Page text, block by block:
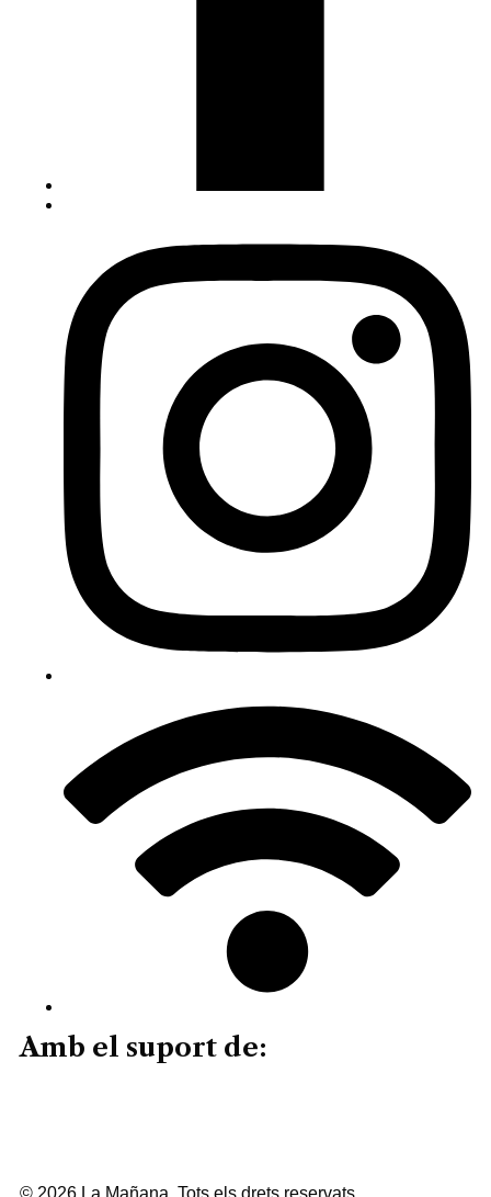
Amb el suport de:
© 2026 La Mañana. Tots els drets reservats.